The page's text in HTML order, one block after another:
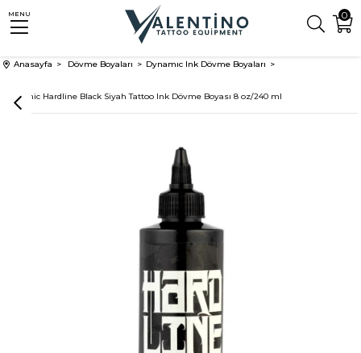
0
MENU
Anasayfa Dövme Boyaları Dynamıc Ink Dövme Boyaları
Dynamic Hardline Black Siyah Tattoo Ink Dövme Boyası 8 oz/240 ml